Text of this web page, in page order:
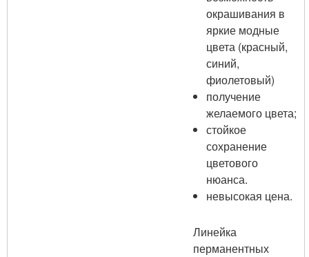
окрашивания в
яркие модные
цвета (красный,
синий,
фиолетовый)
получение
желаемого цвета;
стойкое
сохранение
цветового
нюанса.
невысокая цена.
Линейка
перманентных